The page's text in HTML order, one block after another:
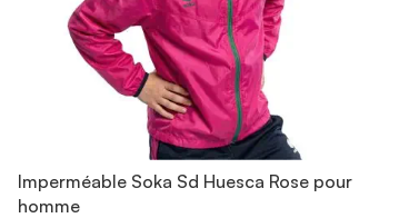
Imperméable Soka Sd Huesca Rose pour
homme